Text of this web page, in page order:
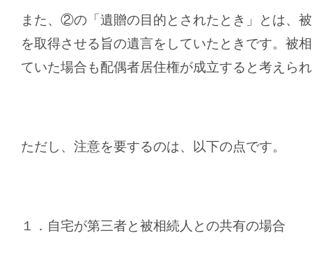
また、②の「遺贈の目的とされたとき」とは、
を取得させる旨の遺言をしていたときです。被
ていた場合も配偶者居住権が成立すると考えら
ただし、注意を要するのは、以下の点です。
１．自宅が第三者と被相続人との共有の場合